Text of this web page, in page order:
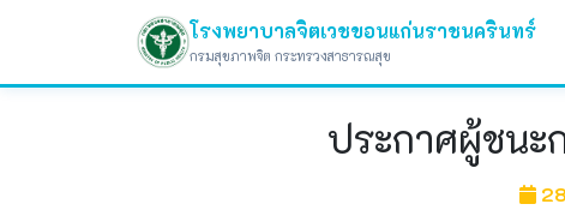
โรงพยาบาลจิตเวชขอนแก่นราชนครินทร์
กรมสุขภาพจิต กระทรวงสาธารณสุข
ประกาศผู้ชนะ